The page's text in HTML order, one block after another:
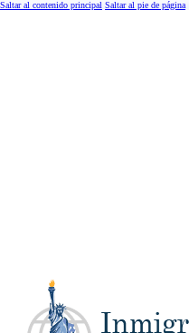
Saltar al contenido principal Saltar al pie de página